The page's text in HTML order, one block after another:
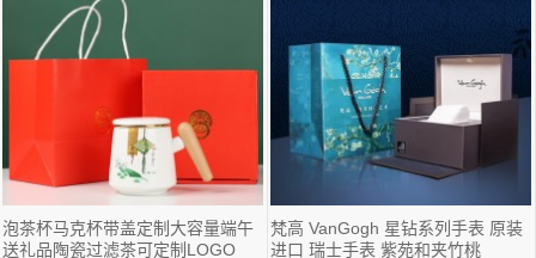
泡茶杯马克杯带盖定制大容量端午
送礼品陶瓷过滤茶可定制LOGO
梵高 VanGogh 星钻系列手表 原装
进口 瑞士手表 紫苑和夹竹桃